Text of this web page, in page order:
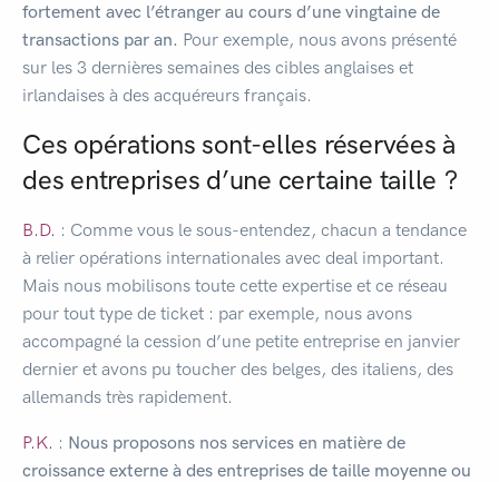
fortement avec l’étranger au cours d’une vingtaine de
transactions par an. Pour exemple, nous avons présenté
sur les 3 dernières semaines des cibles anglaises et
irlandaises à des acquéreurs français.
Ces opérations sont-elles réservées à
des entreprises d’une certaine taille ?
B.D. : Comme vous le sous-entendez, chacun a tendance
à relier opérations internationales avec deal important.
Mais nous mobilisons toute cette expertise et ce réseau
pour tout type de ticket : par exemple, nous avons
accompagné la cession d’une petite entreprise en janvier
dernier et avons pu toucher des belges, des italiens, des
allemands très rapidement.
P.K. : Nous proposons nos services en matière de
croissance externe à des entreprises de taille moyenne ou